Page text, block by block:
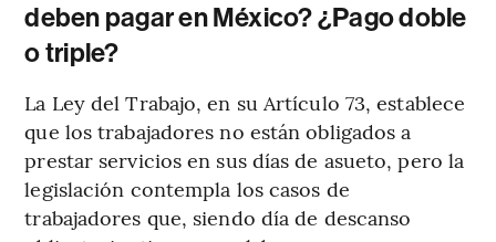
deben pagar en México? ¿Pago doble
o triple?
La Ley del Trabajo, en su Artículo 73, establece
que los trabajadores no están obligados a
prestar servicios en sus días de asueto, pero la
legislación contempla los casos de
trabajadores que, siendo día de descanso